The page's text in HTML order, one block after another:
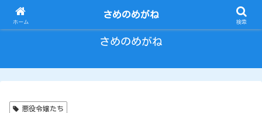
とにかく いろいろ ひとりごと。
さめのめがね
悪役令嬢たち
ホーム
さめのめがね
検索